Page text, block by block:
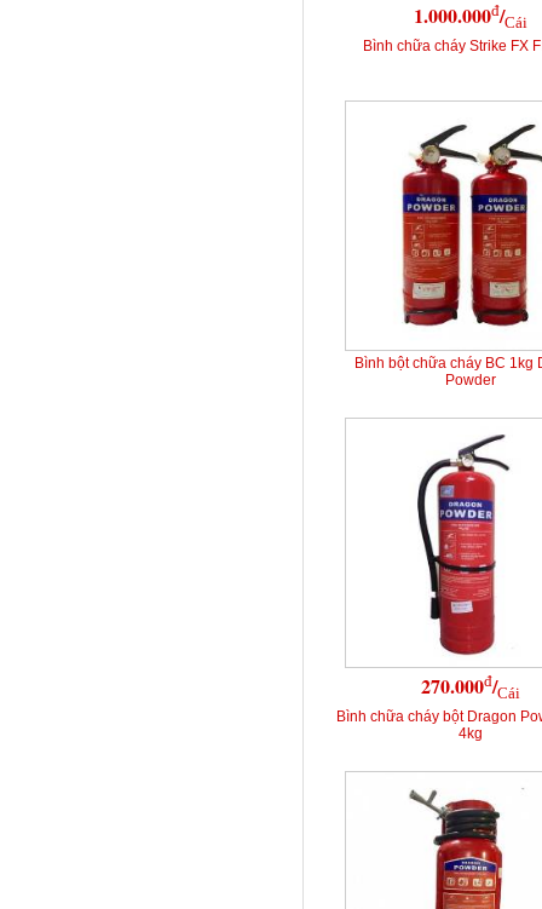
1.000.000đ/Cái
Bình chữa cháy Strike FX
Bình bột chữa cháy BC 1kg
Powder
270.000đ/Cái
Bình chữa cháy bột Dragon
4kg